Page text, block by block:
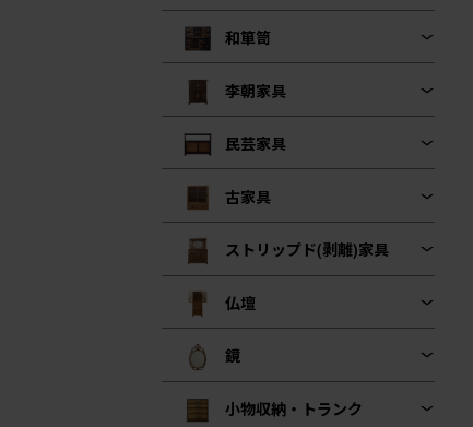
和箪笥
李朝家具
民芸家具
古家具
ストリップド(剥離)家具
仏壇
鏡
小物収納・トランク